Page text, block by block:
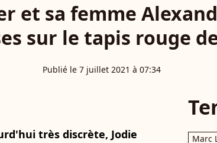
et sa femme
sur le tapis rouge
Publié le 7 juillet 2021 à 07:34
très discrète, Jodie
Marc